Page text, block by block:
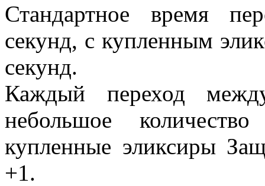
Стандартное время
секунд, с купленным
секунд.
Каждый переход
небольшое
купленные эликсиры
+1.